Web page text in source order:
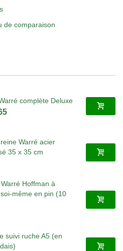
de comparaison
complète Deluxe
Warré acier
35 x 35 cm
Hoffman à
même en pin (10
suivi ruche A5 (en